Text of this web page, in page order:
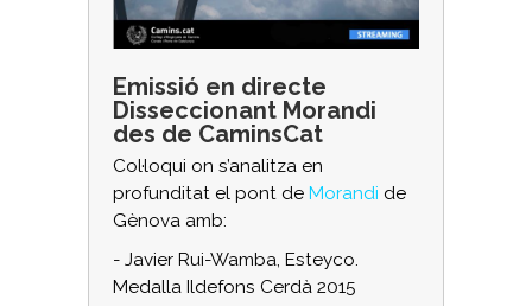
Emissió en directe
Disseccionant Morandi
des de CaminsCat
Col·loqui on s’analitza en
profunditat el pont de Morandi de
Gènova amb:
- Javier Rui-Wamba, Esteyco.
Medalla Ildefons Cerdà 2015